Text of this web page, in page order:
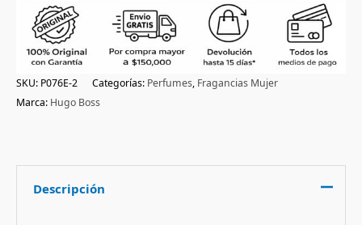
SKU: P076E-2 Categorías: Perfumes, Fragancias Mujer
Marca: Hugo Boss
Descripción